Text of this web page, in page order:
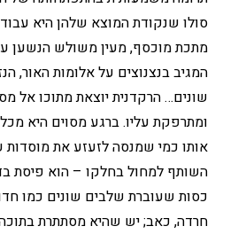
סולו שנקודת המוצא שלהן היא
מתכת מוכסף, מעין משולש הנשען
המגיב בנצנוצים על אלומות האור,
שונים… הרקדנית יוצאת מתוכו אל
ומתרפקת עליו. ברגע מסוים היא
אותו כמי שמנסה לזעזע את מוסדות
השותף למחול בחלקו – הוא פיסת
כסות שעוברת שלבים שונים כמו
חרדה, כאב; יש שהיא מסתתרת